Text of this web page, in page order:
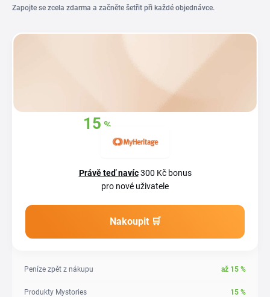
Zapojte se zcela zdarma a začněte šetřit při každé objednávce.
15 %
Právě teď navíc300 Kč bonus
pro nové uživatele
Nakoupit 🛒
Peníze zpět z nákupu až 15 %
Produkty Mystories 15 %